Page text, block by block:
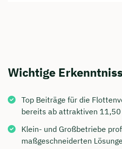
Wichtige
Top Beiträge für die
bereits ab attraktiven
Klein- und Großbetriebe
maßgeschneiderten